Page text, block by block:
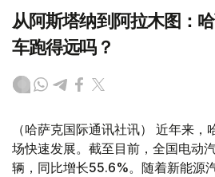
从阿斯塔纳到阿拉木图：
车跑得远吗？
（哈萨克国际通讯社讯） 近年来
场快速发展。截至目前，全国电动
辆，同比增长55.6%。随着新能源